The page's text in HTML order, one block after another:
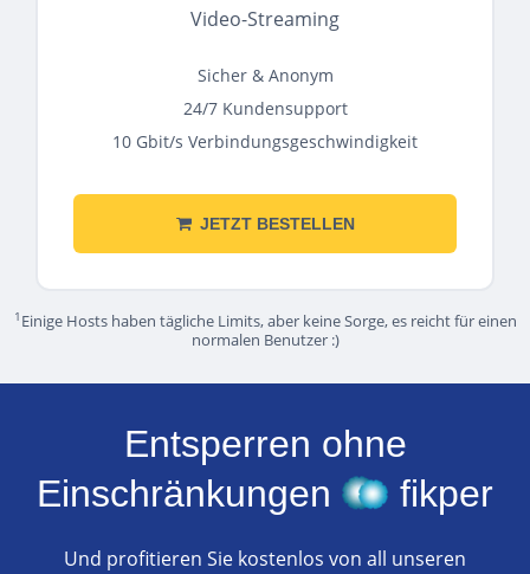
Video-Streaming
Sicher & Anonym
24/7 Kundensupport
10 Gbit/s Verbindungsgeschwindigkeit
JETZT BESTELLEN
1 Einige Hosts haben tägliche Limits, aber keine Sorge, es reicht für einen
normalen Benutzer :)
Entsperren ohne
Einschränkungen
fikper
Und profitieren Sie kostenlos von all unseren